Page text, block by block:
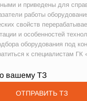
и приведены для
работы
свойств
и особенностей
оборудования под
к специалистам ГК
вашему ТЗ
ОТПРАВИТЬ ТЗ